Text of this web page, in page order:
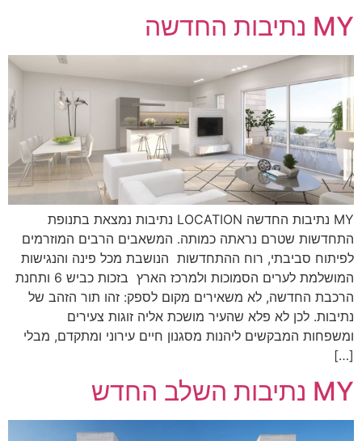
MY נתיבות החדשה
MY נתיבות החדשה LOCATION נתיבות נמצאת בתנופת
התחדשות שטרם נראתה כמותה. המשאבים הרבים המוזרמים
לפיתוח סביבתי, רוח ההתחדשות הנושבת מכל פינה והנגישות
המושלמת לערים הסמוכות ולמרכז הארץ בזכות כביש 6 ותחנת
הרכבת החדשה, לא משאירים מקום לספק: זהו תור הזהב של
נתיבות. לכן לא פלא שהעיר מושכת אליה זוגות צעירים
ומשפחות המבקשים ליהנות מסגנון חיים עירוני ומתקדם, מבלי
[…]
MY נתיבות השלב החדש